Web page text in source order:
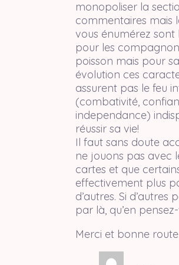
monopoliser la
commentaires mais
vous énumérez
pour les
poisson mais pour
évolution ces
assurent pas le feu
(combativité,
independance)
réussir sa vie!
Il faut sans doute
ne jouons pas avec
cartes et que
effectivement plus
d’autres. Si d’autres
par là, qu’en
Merci et bonne